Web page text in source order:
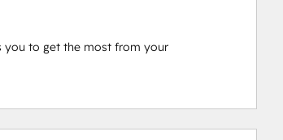
you to get the most from your